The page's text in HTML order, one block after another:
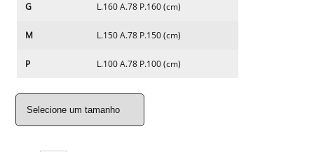
G L.160 A.78 P.160 (cm)
M L.150 A.78 P.150 (cm)
P L.100 A.78 P.100 (cm)